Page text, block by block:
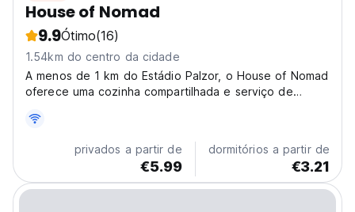
House of Nomad
9.9Ótimo(16)
1.54km do centro da cidade
A menos de 1 km do Estádio Palzor, o House of Nomad
oferece uma cozinha compartilhada e serviço de
privados a partir de
€5.99
dormitórios a partir de
€3.21